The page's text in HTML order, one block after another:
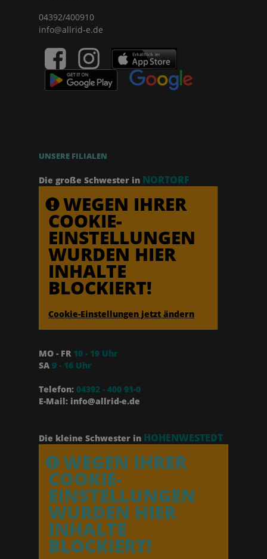
04392/400910
info@allrid-e.de
UNSERE FILIALEN
Die große Schwester in NORTORF
WEGEN IHRER
COOKIE-
EINSTELLUNGEN
WURDEN HIER
INHALTE
BLOCKIERT!
Cookie-Einstellungen jetzt ändern
MO - FR 10 - 19 Uhr
SA 9 - 16 Uhr
Telefon: 04392 - 400 91-0
E-Mail: info@allrid-e.de
Die kleine Schwester in HOHENWESTEDT
WEGEN IHRER
COOKIE-
EINSTELLUNGEN
WURDEN HIER
INHALTE
BLOCKIERT!